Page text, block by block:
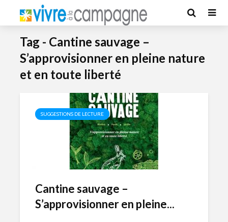
Tag - Cantine sauvage –
S’approvisionner en pleine nature
et en toute liberté
SUGGESTIONS DE LECTURE
Cantine sauvage –
S’approvisionner en pleine...